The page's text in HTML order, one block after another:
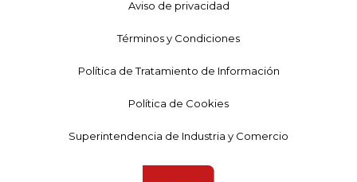
Aviso de privacidad
Términos y Condiciones
Política de Tratamiento de Información
Política de Cookies
Superintendencia de Industria y Comercio